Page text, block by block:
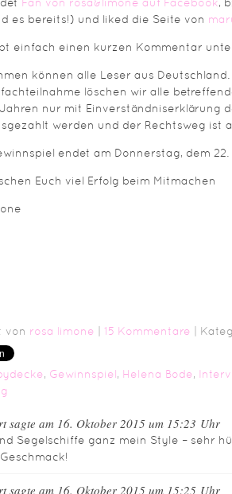
es bereits!) und liked die Seite von
einfach einen kurzen Kommentar
können alle Leser aus
löschen wir alle
nur mit Einverständniserklärung
werden und der Rechtsweg ist
endet am Donnerstag, dem
Euch viel Erfolg beim Mitmachen
von rosa limone 15 Kommentare |
, Gewinnspiel, Helena Bode,
sagte am 16. Oktober 2015 um 15:23 Uhr
Segelschiffe ganz mein Style – sehr
sagte am 16. Oktober 2015 um 15:25 Uhr